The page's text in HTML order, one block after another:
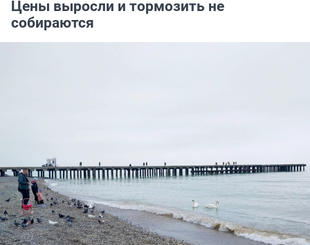
Цены выросли и тормозить не
собираются